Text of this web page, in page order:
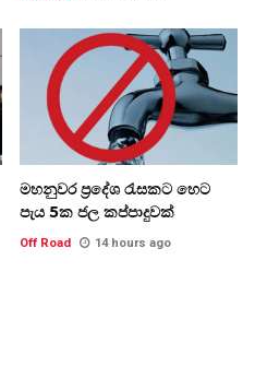
මහනුවර ප්‍රදේශ රැසකට හෙට
පැය 5ක ජල කප්පාදුවක්
Off Road 14 hours ago